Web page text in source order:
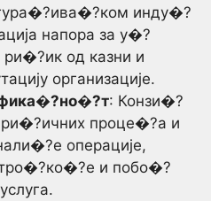
инду�?
напора за у�?
од казни и
организације.
: Конзи�?
проце�?а и
операције,
и побо�?